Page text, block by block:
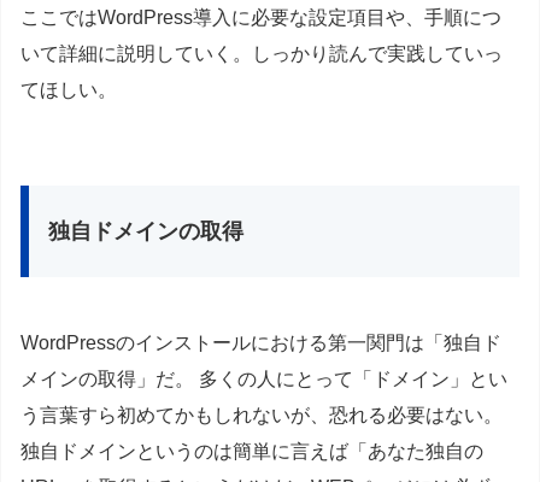
ここではWordPress導入に必要な設定項目や、手順につ
いて詳細に説明していく。しっかり読んで実践していっ
てほしい。
独自ドメインの取得
WordPressのインストールにおける第一関門は「独自ド
メインの取得」だ。 多くの人にとって「ドメイン」とい
う言葉すら初めてかもしれないが、恐れる必要はない。
独自ドメインというのは簡単に言えば「あなた独自の